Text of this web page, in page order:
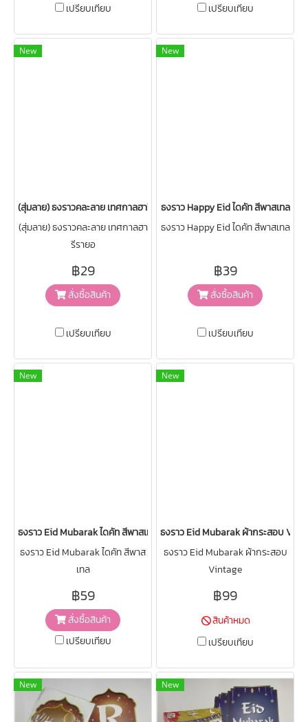
เปรียบเทียบ เปรียบเทียบ
New
(สุ่มลาย) ธงราวคละลาย เทศกาลฮารีรายอ
(สุ่มลาย) ธงราวคละลาย เทศกาลฮา
รีรายอ
฿29
สั่งซื้อสินค้า
เปรียบเทียบ
New
ธงราว Happy Eid ไดคัท สีพาสเทล
ธงราว Happy Eid ไดคัท สีพาสเทล
฿39
สั่งซื้อสินค้า
เปรียบเทียบ
New
ธงราว Eid Mubarak ไดคัท สีพาสเทล
ธงราว Eid Mubarak ไดคัท สีพาส
เทล
฿59
สั่งซื้อสินค้า
เปรียบเทียบ
New
ธงราว Eid Mubarak ผ้ากระสอบ
ธงราว Eid Mubarak ผ้ากระสอบ
Vintage
฿99
สินค้าหมด
เปรียบเทียบ
New New